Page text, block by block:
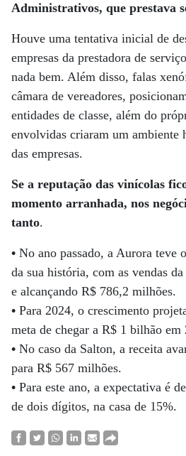
Administrativos, que prestava
Houve uma tentativa inicial de
empresas da prestadora de
nada bem. Além disso, falas
câmara de vereadores,
entidades de classe, além do
envolvidas criaram um ambiente
das empresas.
Se a reputação das vinícolas
momento arranhada, nos
tanto.
• No ano passado, a Aurora teve
da sua história, com as vendas
e alcançando R$ 786,2 milhões.
• Para 2024, o crescimento
meta de chegar a R$ 1 bilhão em
• No caso da Salton, a receita
para R$ 567 milhões.
• Para este ano, a expectativa é
de dois dígitos, na casa de 15%.